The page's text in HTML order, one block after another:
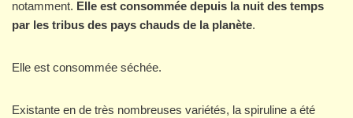
notamment. Elle est consommée depuis la nuit des temps
par les tribus des pays chauds de la planète.
Elle est consommée séchée.
Existante en de très nombreuses variétés, la spiruline a été